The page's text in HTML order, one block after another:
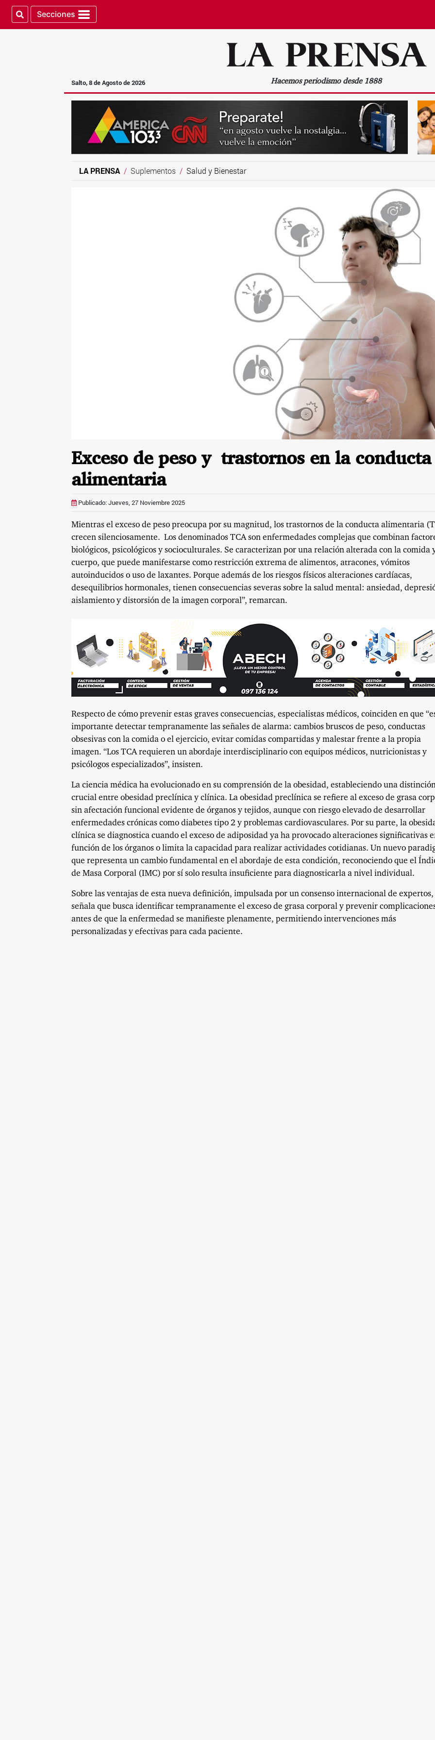
Secciones
Salto, 8 de Agosto de 2026 Hacemos periodismo desde 1888
LA PRENSA Suplementos Salud y Bienestar
Exceso de peso y trastornos en la conducta
alimentaria
Publicado: Jueves, 27 Noviembre 2025
Mientras el exceso de peso preocupa por su magnitud, los trastornos de la conducta alimentaria
crecen silenciosamente. Los denominados TCA son enfermedades complejas que combinan
biológicos, psicológicos y socioculturales. Se caracterizan por una relación alterada con la comida
cuerpo, que puede manifestarse como restricción extrema de alimentos, atracones, vómitos
autoinducidos o uso de laxantes. Porque además de los riesgos físicos alteraciones cardíacas,
desequilibrios hormonales, tienen consecuencias severas sobre la salud mental: ansiedad,
aislamiento y distorsión de la imagen corporal”, remarcan.
Respecto de cómo prevenir estas graves consecuencias, especialistas médicos, coinciden en que
importante detectar tempranamente las señales de alarma: cambios bruscos de peso, conductas
obsesivas con la comida o el ejercicio, evitar comidas compartidas y malestar frente a la propia
imagen. “Los TCA requieren un abordaje interdisciplinario con equipos médicos, nutricionistas y
psicólogos especializados”, insisten.
La ciencia médica ha evolucionado en su comprensión de la obesidad, estableciendo una
crucial entre obesidad preclínica y clínica. La obesidad preclínica se refiere al exceso de grasa
sin afectación funcional evidente de órganos y tejidos, aunque con riesgo elevado de desarrollar
enfermedades crónicas como diabetes tipo 2 y problemas cardiovasculares. Por su parte, la
clínica se diagnostica cuando el exceso de adiposidad ya ha provocado alteraciones significativas
función de los órganos o limita la capacidad para realizar actividades cotidianas. Un nuevo
que representa un cambio fundamental en el abordaje de esta condición, reconociendo que el
de Masa Corporal (IMC) por sí solo resulta insuficiente para diagnosticarla a nivel individual.
Sobre las ventajas de esta nueva definición, impulsada por un consenso internacional de expertos,
señala que busca identificar tempranamente el exceso de grasa corporal y prevenir
antes de que la enfermedad se manifieste plenamente, permitiendo intervenciones más
personalizadas y efectivas para cada paciente.